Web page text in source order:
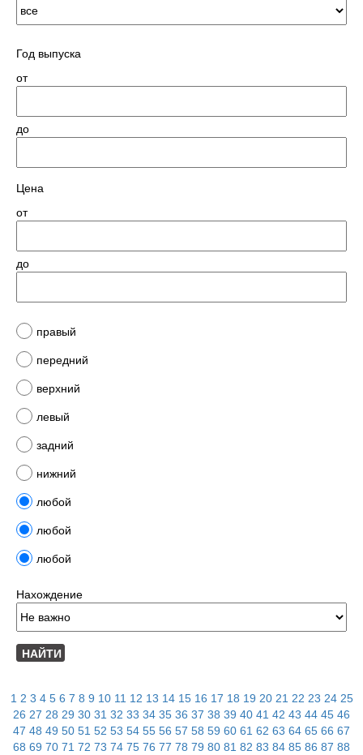
Год выпуска
от
до
Цена
от
до
правый
передний
верхний
левый
задний
нижний
любой
любой
любой
Нахождение
1 2 3 4 5 6 7 8 9 10 11 12 13 14 15 16 17 18 19 20 21 22 23 24 25
26 27 28 29 30 31 32 33 34 35 36 37 38 39 40 41 42 43 44 45 46
47 48 49 50 51 52 53 54 55 56 57 58 59 60 61 62 63 64 65 66 67
68 69 70 71 72 73 74 75 76 77 78 79 80 81 82 83 84 85 86 87 88